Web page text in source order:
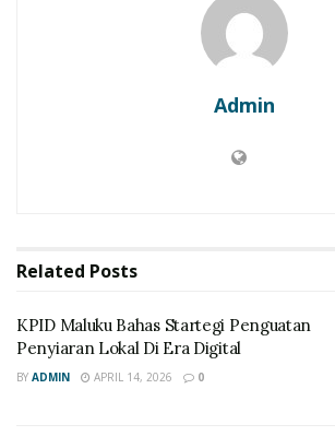
Admin
Related Posts
KPID Maluku Bahas Startegi Penguatan
Penyiaran Lokal Di Era Digital
BY ADMIN APRIL 14, 2026 0